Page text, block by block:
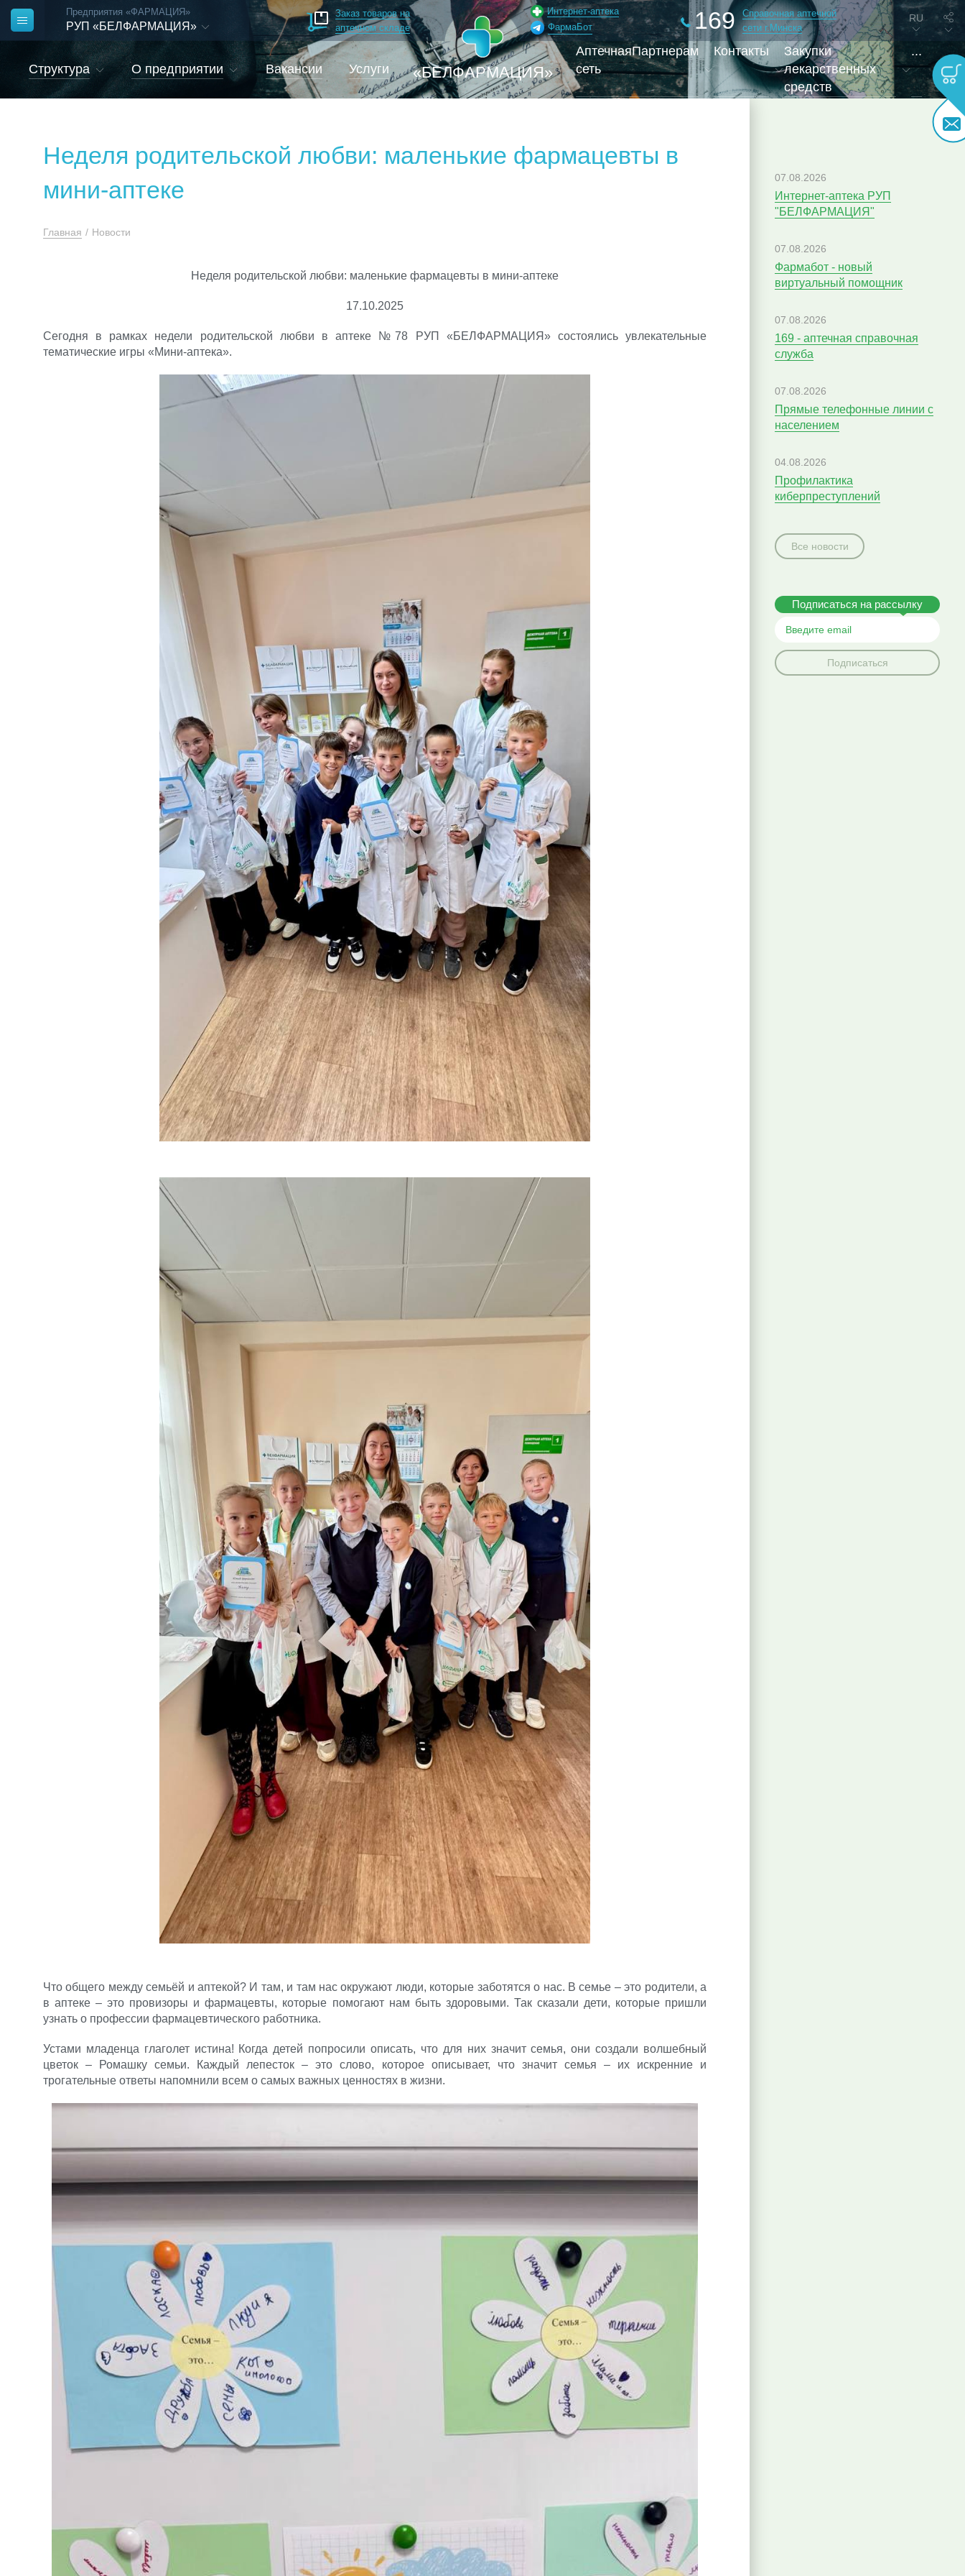
Предприятия «ФАРМАЦИЯ»
РУП «БЕЛФАРМАЦИЯ»
Заказ товаров на
аптечном складе
Интернет-аптека
ФармаБот
169
Справочная аптечной
сети г.Минска
RU
Структура О предприятии Вакансии Услуги «БЕЛФАРМАЦИЯ»
Аптечная
сеть
Партнерам Контакты
Закупки
лекарственных
средств
...
Неделя родительской любви: маленькие фармацевты в
мини-аптеке
Главная / Новости
Неделя родительской любви: маленькие фармацевты в мини-аптеке
17.10.2025
Сегодня в рамках недели родительской любви в аптеке №78 РУП «БЕЛФАРМАЦИЯ» состоялись увлекательные
тематические игры «Мини-аптека».
Что общего между семьёй и аптекой? И там, и там нас окружают люди, которые заботятся о нас. В семье – это родители, а
в аптеке – это провизоры и фармацевты, которые помогают нам быть здоровыми. Так сказали дети, которые пришли
узнать о профессии фармацевтического работника.
Устами младенца глаголет истина! Когда детей попросили описать, что для них значит семья, они создали волшебный
цветок – Ромашку семьи. Каждый лепесток – это слово, которое описывает, что значит семья – их искренние и
трогательные ответы напомнили всем о самых важных ценностях в жизни.
07.08.2026
Интернет-аптека РУП
"БЕЛФАРМАЦИЯ"
07.08.2026
Фармабот - новый
виртуальный помощник
07.08.2026
169 - аптечная справочная
служба
07.08.2026
Прямые телефонные линии с
населением
04.08.2026
Профилактика
киберпреступлений
Все новости
Подписаться на рассылку